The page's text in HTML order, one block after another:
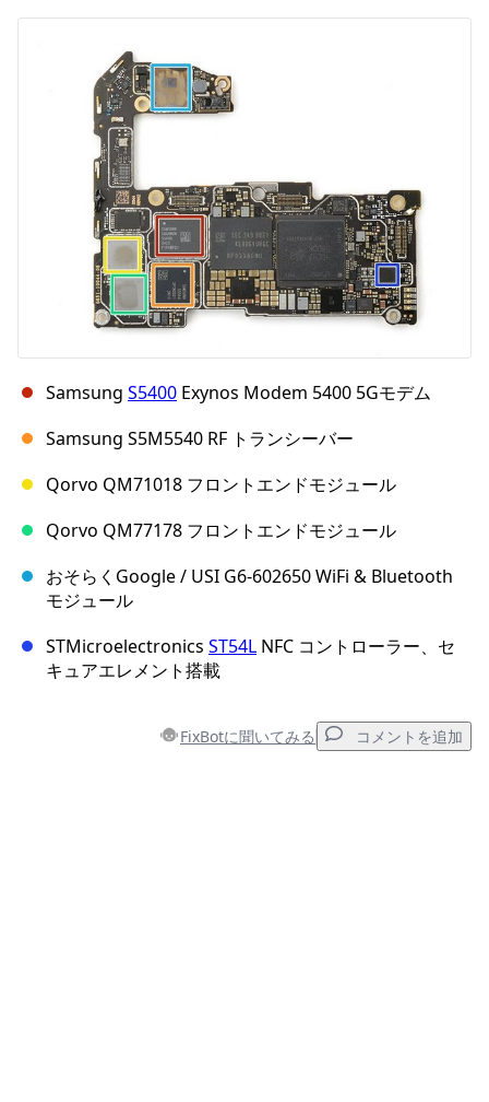
Samsung S5400 Exynos Modem 5400 5Gモデム
Samsung S5M5540 RF トランシーバー
Qorvo QM71018 フロントエンドモジュール
Qorvo QM77178 フロントエンドモジュール
おそらくGoogle / USI G6-602650 WiFi & Bluetooth
モジュール
STMicroelectronics ST54L NFC コントローラー、セ
キュアエレメント搭載
FixBotに聞いてみる コメントを追加